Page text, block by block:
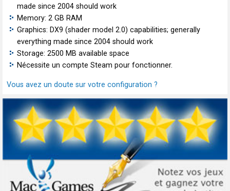
made since 2004 should work
Memory: 2 GB RAM
Graphics: DX9 (shader model 2.0) capabilities; generally
everything made since 2004 should work
Storage: 2500 MB available space
Nécessite un compte Steam pour fonctionner.
Vous avez un doute sur votre configuration ?